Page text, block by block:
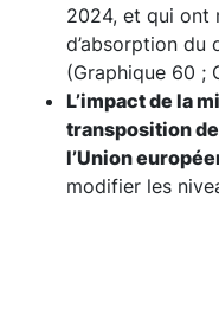
2024, et qui ont
d’absorption du
(Graphique 60 ;
L’impact de la
transposition
l’Union
modifier les